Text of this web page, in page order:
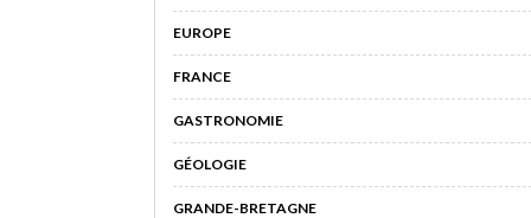
EUROPE
FRANCE
GASTRONOMIE
GÉOLOGIE
GRANDE-BRETAGNE